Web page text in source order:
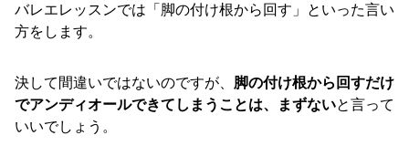
バレエレッスンでは「脚の付け根から回す」といった言い
方をします。
決して間違いではないのですが、 脚の付け根から回すだけ
でアンディオールできてしまうことは、まずないと言って
いいでしょう。